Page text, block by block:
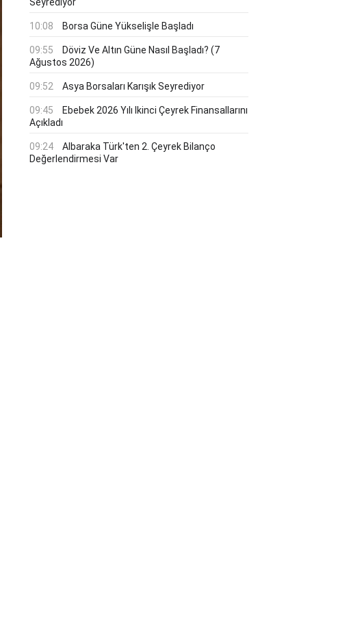
10:08 Borsa Güne Yükselişle Başladı
09:55
Döviz Ve Altın Güne Nasıl Başladı? (7
Ağustos 2026)
09:52 Asya Borsaları Karışık Seyrediyor
09:45
Ebebek 2026 Yılı Ikinci Çeyrek Finansallarını
Açıkladı
09:24
Albaraka Türk'ten 2. Çeyrek Bilanço
Değerlendirmesi Var